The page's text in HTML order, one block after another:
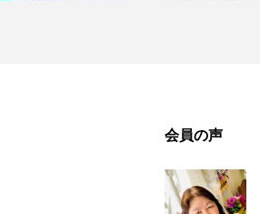
会員の声